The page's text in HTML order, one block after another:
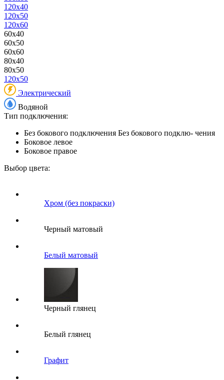
120x40
120x50
120x60
60x40
60x50
60x60
80x40
80x50
120x50
Электрический
Водяной
Тип подключения:
Без бокового подключения Без бокового подклю- чения
Боковое левое
Боковое правое
Выбор цвета:
Хром (без покраски)
Черный матовый
Белый матовый
Черный глянец
Белый глянец
Графит